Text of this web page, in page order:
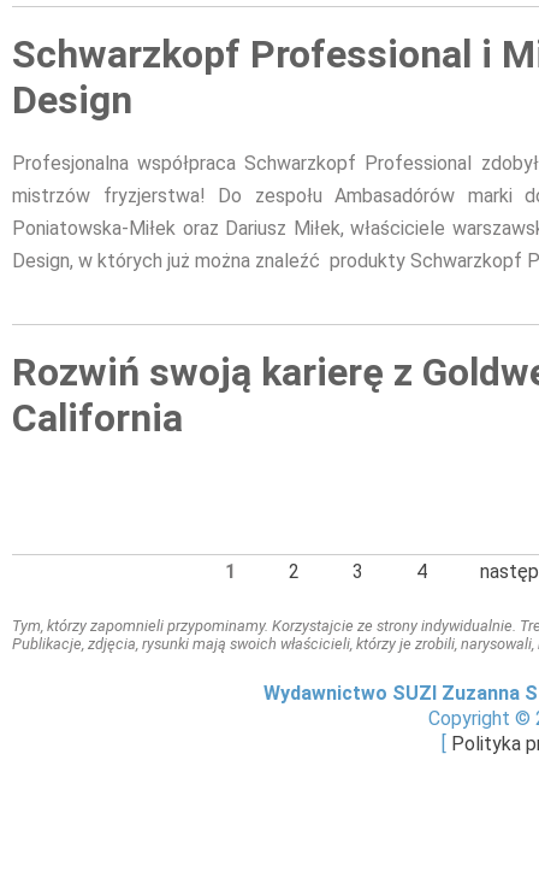
Schwarzkopf Professional i
Design
Profesjonalna współpraca Schwarzkopf Professional
mistrzów fryzjerstwa! Do zespołu Ambasadórów marki
Poniatowska-Miłek oraz Dariusz Miłek, właściciele
Design, w których już można znaleźć produkty Schwarzkopf
Rozwiń swoją karierę z
California
1 2 3 4
Tym, którzy zapomnieli przypominamy. Korzystajcie ze strony indywidualnie.
Publikacje, zdjęcia, rysunki mają swoich właścicieli, którzy je zrobili,
Wydawnictwo SUZI Zuzanna
Copyright ©
[ Polityka